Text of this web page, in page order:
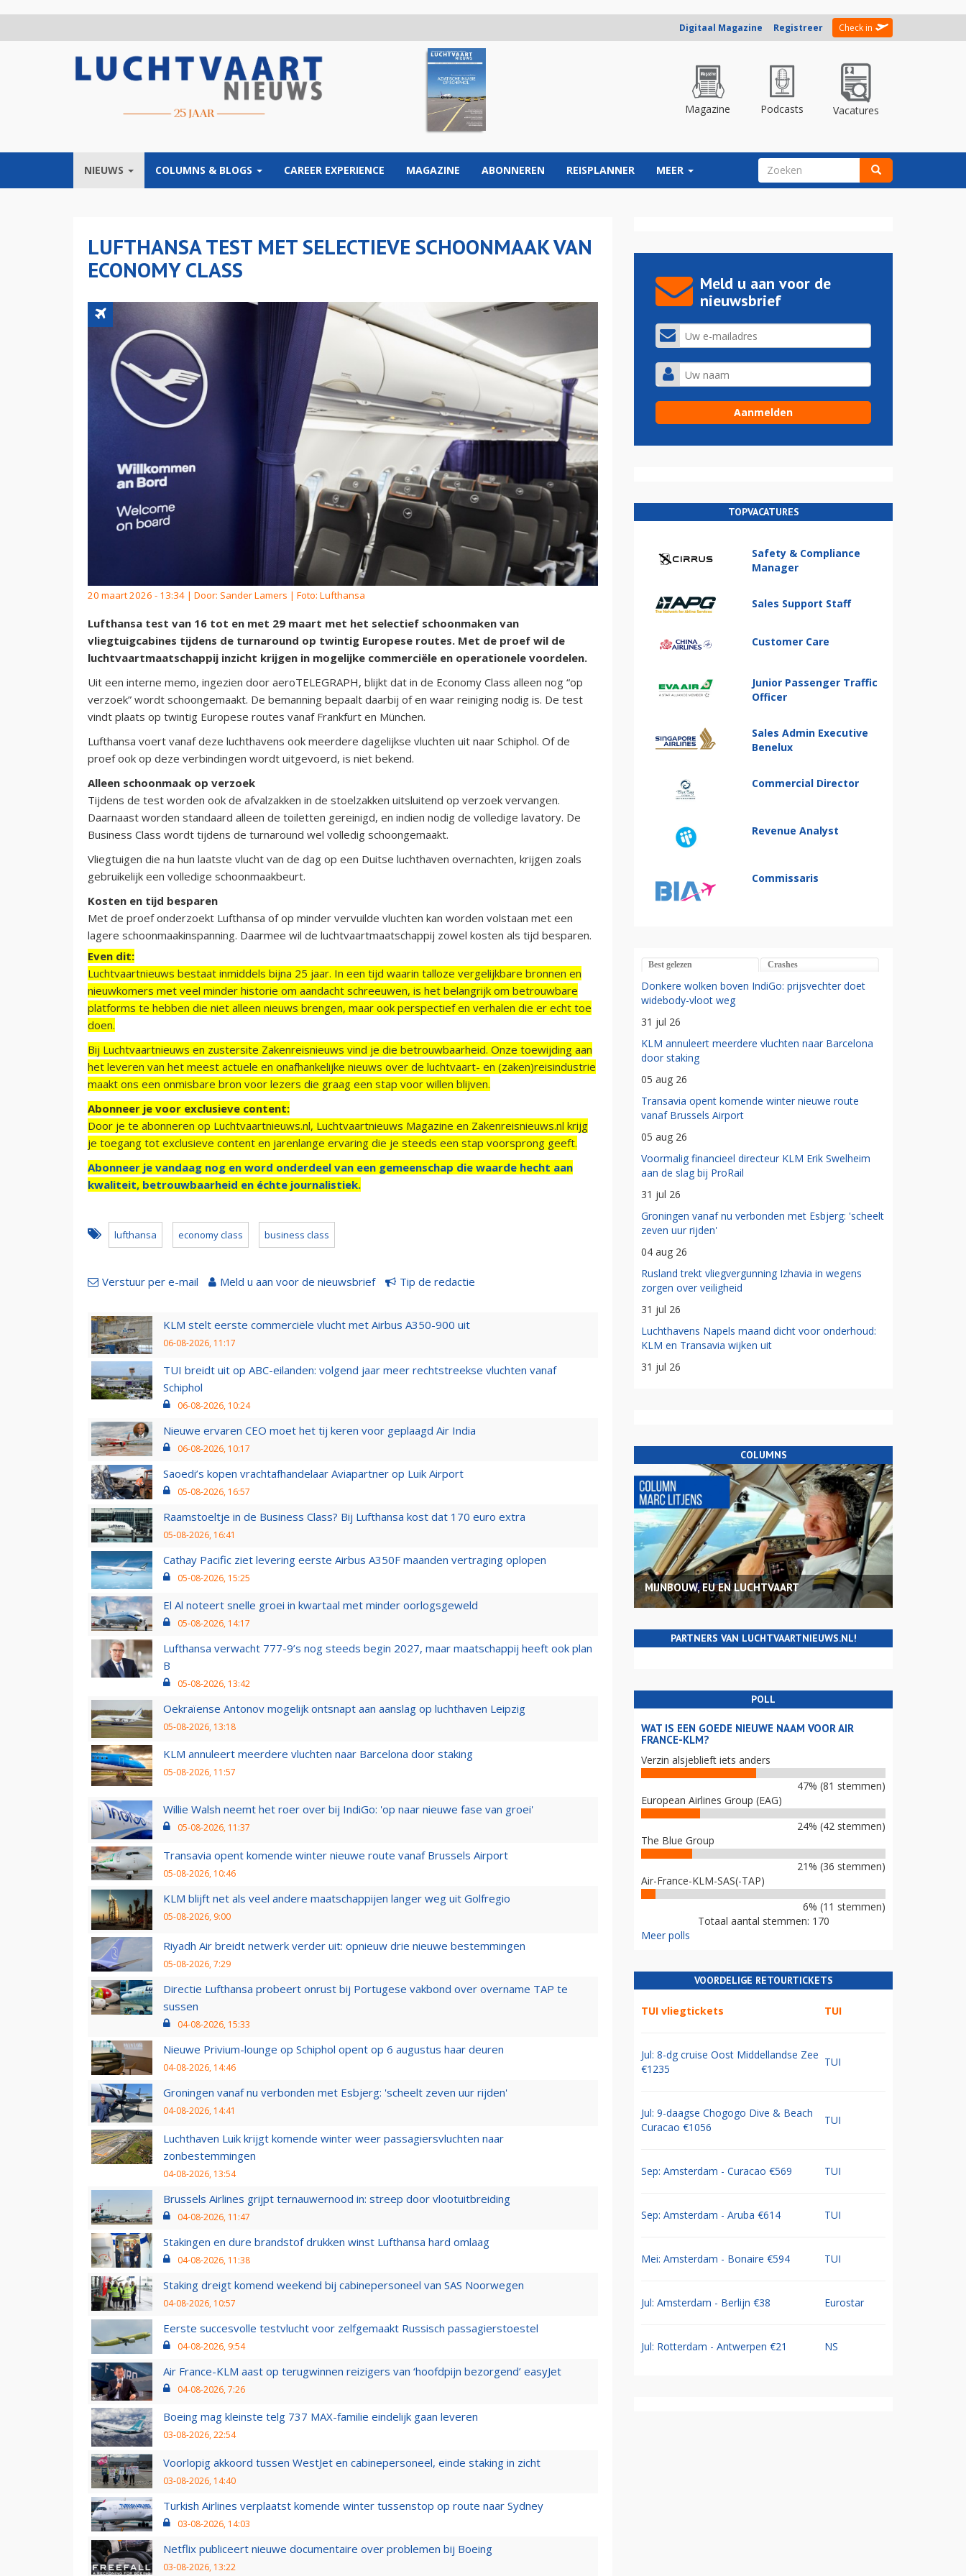
Digitaal Magazine Registreer Check in
Magazine Podcasts Vacatures
NIEUWS COLUMNS & BLOGS CAREER EXPERIENCE MAGAZINE ABONNEREN REISPLANNER MEER ZOEKVELD
LUFTHANSA TEST MET SELECTIEVE SCHOONMAAK VAN
ECONOMY CLASS
20 maart 2026 - 13:34 | Door: Sander Lamers | Foto: Lufthansa
Lufthansa test van 16 tot en met 29 maart met het selectief schoonmaken van
vliegtuigcabines tijdens de turnaround op twintig Europese routes. Met de proef wil de
luchtvaartmaatschappij inzicht krijgen in mogelijke commerciële en operationele voordelen.
Uit een interne memo, ingezien door aeroTELEGRAPH, blijkt dat in de Economy Class alleen nog “op
verzoek” wordt schoongemaakt. De bemanning bepaalt daarbij of en waar reiniging nodig is. De test
vindt plaats op twintig Europese routes vanaf Frankfurt en München.
Lufthansa voert vanaf deze luchthavens ook meerdere dagelijkse vluchten uit naar Schiphol. Of de
proef ook op deze verbindingen wordt uitgevoerd, is niet bekend.
Alleen schoonmaak op verzoek
Tijdens de test worden ook de afvalzakken in de stoelzakken uitsluitend op verzoek vervangen.
Daarnaast worden standaard alleen de toiletten gereinigd, en indien nodig de volledige lavatory. De
Business Class wordt tijdens de turnaround wel volledig schoongemaakt.
Vliegtuigen die na hun laatste vlucht van de dag op een Duitse luchthaven overnachten, krijgen zoals
gebruikelijk een volledige schoonmaakbeurt.
Kosten en tijd besparen
Met de proef onderzoekt Lufthansa of op minder vervuilde vluchten kan worden volstaan met een
lagere schoonmaakinspanning. Daarmee wil de luchtvaartmaatschappij zowel kosten als tijd besparen.
Even dit:
Luchtvaartnieuws bestaat inmiddels bijna 25 jaar. In een tijd waarin talloze vergelijkbare bronnen en
nieuwkomers met veel minder historie om aandacht schreeuwen, is het belangrijk om betrouwbare
platforms te hebben die niet alleen nieuws brengen, maar ook perspectief en verhalen die er echt toe
doen.
Bij Luchtvaartnieuws en zustersite Zakenreisnieuws vind je die betrouwbaarheid. Onze toewijding aan
het leveren van het meest actuele en onafhankelijke nieuws over de luchtvaart- en (zaken)reisindustrie
maakt ons een onmisbare bron voor lezers die graag een stap voor willen blijven.
Abonneer je voor exclusieve content:
Door je te abonneren op Luchtvaartnieuws.nl, Luchtvaartnieuws Magazine en Zakenreisnieuws.nl krijg
je toegang tot exclusieve content en jarenlange ervaring die je steeds een stap voorsprong geeft.
Abonneer je vandaag nog en word onderdeel van een gemeenschap die waarde hecht aan
kwaliteit, betrouwbaarheid en échte journalistiek.
lufthansa economy class business class
Verstuur per e-mail Meld u aan voor de nieuwsbrief Tip de redactie
KLM stelt eerste commerciële vlucht met Airbus A350-900 uit
06-08-2026, 11:17
TUI breidt uit op ABC-eilanden: volgend jaar meer rechtstreekse vluchten vanaf
Schiphol
06-08-2026, 10:24
Nieuwe ervaren CEO moet het tij keren voor geplaagd Air India
06-08-2026, 10:17
Saoedi’s kopen vrachtafhandelaar Aviapartner op Luik Airport
05-08-2026, 16:57
Raamstoeltje in de Business Class? Bij Lufthansa kost dat 170 euro extra
05-08-2026, 16:41
Cathay Pacific ziet levering eerste Airbus A350F maanden vertraging oplopen
05-08-2026, 15:25
El Al noteert snelle groei in kwartaal met minder oorlogsgeweld
05-08-2026, 14:17
Lufthansa verwacht 777-9’s nog steeds begin 2027, maar maatschappij heeft ook plan
B
05-08-2026, 13:42
Oekraïense Antonov mogelijk ontsnapt aan aanslag op luchthaven Leipzig
05-08-2026, 13:18
KLM annuleert meerdere vluchten naar Barcelona door staking
05-08-2026, 11:57
Willie Walsh neemt het roer over bij IndiGo: 'op naar nieuwe fase van groei'
05-08-2026, 11:37
Transavia opent komende winter nieuwe route vanaf Brussels Airport
05-08-2026, 10:46
KLM blijft net als veel andere maatschappijen langer weg uit Golfregio
05-08-2026, 9:00
Riyadh Air breidt netwerk verder uit: opnieuw drie nieuwe bestemmingen
05-08-2026, 7:29
Directie Lufthansa probeert onrust bij Portugese vakbond over overname TAP te
sussen
04-08-2026, 15:33
Nieuwe Privium-lounge op Schiphol opent op 6 augustus haar deuren
04-08-2026, 14:46
Groningen vanaf nu verbonden met Esbjerg: 'scheelt zeven uur rijden'
04-08-2026, 14:41
Luchthaven Luik krijgt komende winter weer passagiersvluchten naar
zonbestemmingen
04-08-2026, 13:54
Brussels Airlines grijpt ternauwernood in: streep door vlootuitbreiding
04-08-2026, 11:47
Stakingen en dure brandstof drukken winst Lufthansa hard omlaag
04-08-2026, 11:38
Staking dreigt komend weekend bij cabinepersoneel van SAS Noorwegen
04-08-2026, 10:57
Eerste succesvolle testvlucht voor zelfgemaakt Russisch passagierstoestel
04-08-2026, 9:54
Air France-KLM aast op terugwinnen reizigers van ‘hoofdpijn bezorgend’ easyJet
04-08-2026, 7:26
Boeing mag kleinste telg 737 MAX-familie eindelijk gaan leveren
03-08-2026, 22:54
Voorlopig akkoord tussen WestJet en cabinepersoneel, einde staking in zicht
03-08-2026, 14:40
Turkish Airlines verplaatst komende winter tussenstop op route naar Sydney
03-08-2026, 14:03
Netflix publiceert nieuwe documentaire over problemen bij Boeing
03-08-2026, 13:22
Meld u aan voor de
nieuwsbrief
TOPVACATURES
Safety & Compliance
Manager
Sales Support Staff
Customer Care
Junior Passenger Traffic
Officer
Sales Admin Executive
Benelux
Commercial Director
Revenue Analyst
Commissaris
Best gelezen Crashes
Donkere wolken boven IndiGo: prijsvechter doet
widebody-vloot weg
31 jul 26
KLM annuleert meerdere vluchten naar Barcelona
door staking
05 aug 26
Transavia opent komende winter nieuwe route
vanaf Brussels Airport
05 aug 26
Voormalig financieel directeur KLM Erik Swelheim
aan de slag bij ProRail
31 jul 26
Groningen vanaf nu verbonden met Esbjerg: 'scheelt
zeven uur rijden'
04 aug 26
Rusland trekt vliegvergunning Izhavia in wegens
zorgen over veiligheid
31 jul 26
Luchthavens Napels maand dicht voor onderhoud:
KLM en Transavia wijken uit
31 jul 26
COLUMNS
MIJNBOUW, EU EN LUCHTVAART
PARTNERS VAN LUCHTVAARTNIEUWS.NL!
POLL
WAT IS EEN GOEDE NIEUWE NAAM VOOR AIR
FRANCE-KLM?
Verzin alsjeblieft iets anders
47% (81 stemmen)
European Airlines Group (EAG)
24% (42 stemmen)
The Blue Group
21% (36 stemmen)
Air-France-KLM-SAS(-TAP)
6% (11 stemmen)
Totaal aantal stemmen: 170
Meer polls
VOORDELIGE RETOURTICKETS
TUI vliegtickets TUI
Jul: 8-dg cruise Oost Middellandse Zee
€1235
TUI
Jul: 9-daagse Chogogo Dive & Beach
Curacao €1056
TUI
Sep: Amsterdam - Curacao €569 TUI
Sep: Amsterdam - Aruba €614 TUI
Mei: Amsterdam - Bonaire €594 TUI
Jul: Amsterdam - Berlijn €38 Eurostar
Jul: Rotterdam - Antwerpen €21 NS